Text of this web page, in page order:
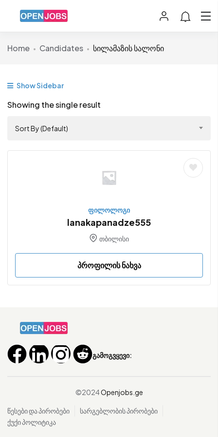
Home Candidates სილამაზის სალონი
Show Sidebar
Showing the single result
Sort By (Default)
ფილოლოგი
lanakapanadze555
თბილისი
პროფილის ნახვა
გამოგვყევი:
©2024Openjobs.ge
წესები და პირობები
სარგებლობის პირობები
ქუქი პოლიტიკა